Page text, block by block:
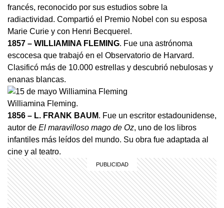
francés, reconocido por sus estudios sobre la
radiactividad. Compartió el Premio Nobel con su esposa
Marie Curie y con Henri Becquerel.
1857 – WILLIAMINA FLEMING. Fue una astrónoma
escocesa que trabajó en el Observatorio de Harvard.
Clasificó más de 10.000 estrellas y descubrió nebulosas y
enanas blancas.
Williamina Fleming.
1856 – L. FRANK BAUM. Fue un escritor estadounidense,
autor de El maravilloso mago de Oz, uno de los libros
infantiles más leídos del mundo. Su obra fue adaptada al
cine y al teatro.